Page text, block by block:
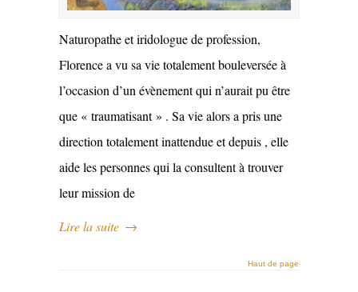
Naturopathe et iridologue de profession,
Florence a vu sa vie totalement bouleversée à
l’occasion d’un évènement qui n’aurait pu être
que « traumatisant » . Sa vie alors a pris une
direction totalement inattendue et depuis , elle
aide les personnes qui la consultent à trouver
leur mission de
Lire la suite →
Haut de page